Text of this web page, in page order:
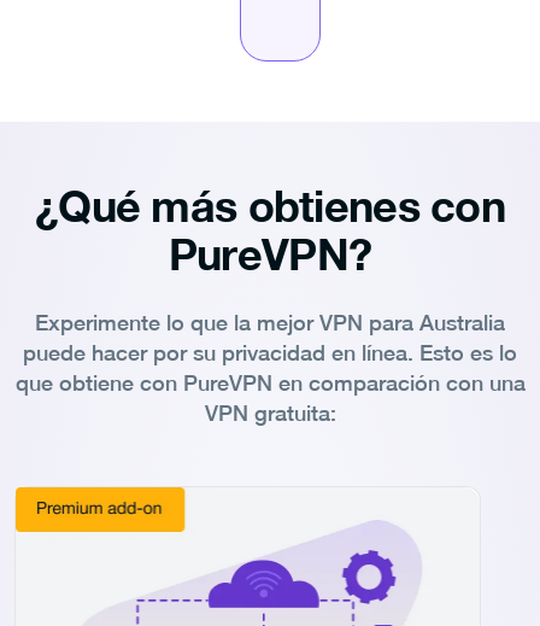
¿Qué más obtienes con
PureVPN?
Experimente lo que la mejor VPN para Australia
puede hacer por su privacidad en línea. Esto es lo
que obtiene con PureVPN en comparación con una
VPN gratuita: